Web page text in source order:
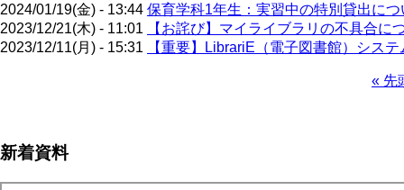
2024/01/19(金) - 13:44 保育学科1年生：実習中の特別貸出に
2023/12/21(木) - 11:01
【お詫び】マイライブラリの不具合に
2023/12/11(月) - 15:31
【重要】LibrariE（電子図書館）シス
送
先
« 先
新着資料